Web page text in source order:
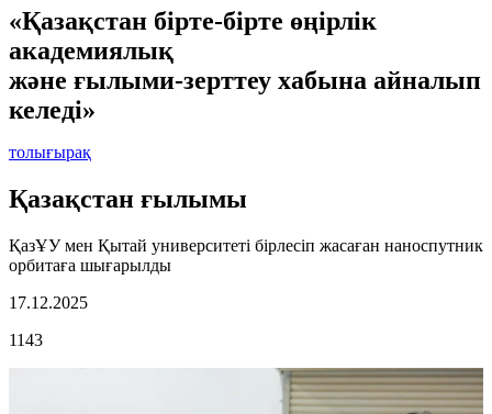
«Қазақстан бірте-бірте өңірлік
академиялық
және ғылыми-зерттеу хабына айналып
келеді»
толығырақ
Қазақстан ғылымы
ҚазҰУ мен Қытай университеті бірлесіп жасаған наноспутник
орбитаға шығарылды
17.12.2025
1143